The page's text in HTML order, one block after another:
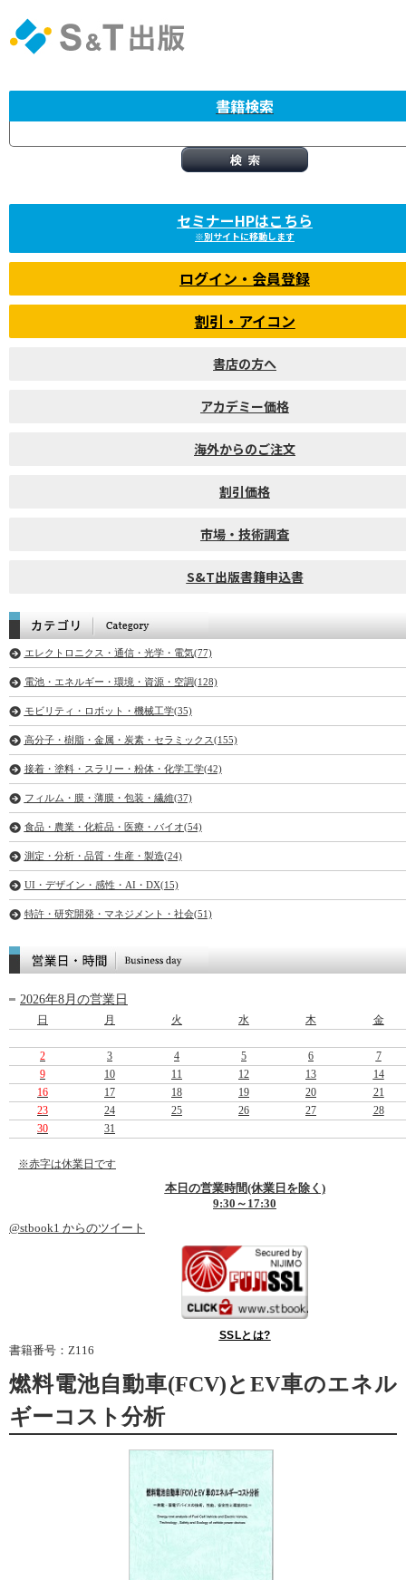
書籍番号： Z116
燃料電池自動車(FCV)とEV車のエネル
ギーコスト分析
書籍検索
セミナーHPはこちら
※別サイトに移動します
ログイン・会員登録
割引・アイコン
書店の方へ
アカデミー価格
海外からのご注文
割引価格
市場・技術調査
S&T出版書籍申込書
エレクトロニクス・通信・光学・電気(77)
電池・エネルギー・環境・資源・空調(128)
モビリティ・ロボット・機械工学(35)
高分子・樹脂・金属・炭素・セラミックス(155)
接着・塗料・スラリー・粉体・化学工学(42)
フィルム・膜・薄膜・包装・繊維(37)
食品・農業・化粧品・医療・バイオ(54)
測定・分析・品質・生産・製造(24)
UI・デザイン・感性・AI・DX(15)
特許・研究開発・マネジメント・社会(51)
2026年8月の営業日
日 月 火 水 木 金
2 3 4 5 6
7
9
10 11 12 13
14
16
17 18 19 20
21
23
24 25 26 27
28
30
31
※赤字は休業日です
本日の営業時間(休業日を除く)
9:30～17:30
@stbook1 からのツイート
SSLとは?